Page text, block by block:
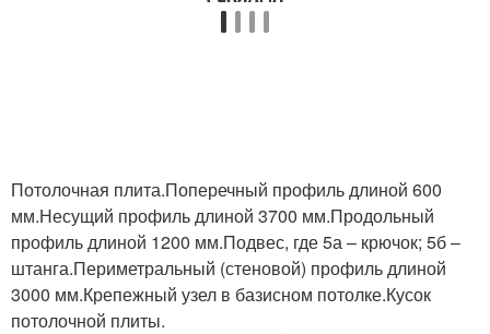
Потолочная плита.Поперечный профиль длиной 600
мм.Несущий профиль длиной 3700 мм.Продольный
профиль длиной 1200 мм.Подвес, где 5а – крючок; 5б –
штанга.Периметральный (стеновой) профиль длиной
3000 мм.Крепежный узел в базисном потолке.Кусок
потолочной плиты.